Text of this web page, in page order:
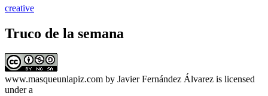
creative
Truco de la semana
www.masqueunlapiz.com by Javier Fernández Álvarez is licensed
under a